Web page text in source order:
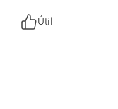
Útil